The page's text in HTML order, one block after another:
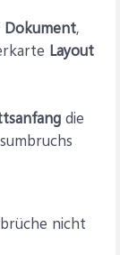
Dokument,
Layout
die
nicht